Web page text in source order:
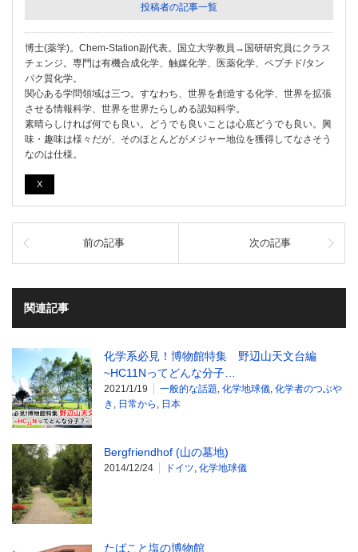
投稿者の記事一覧
博士(薬学)。Chem-Station副代表。国立大学教員→国研研究員にクラス
チェンジ。専門は有機合成化学、触媒化学、医薬化学、ペプチド/タン
パク質化学。
関心ある学問領域は三つ。すなわち、世界を創造する化学、世界を拡張
させる情報科学、世界を世界たらしめる認知科学。
素晴らしければ何でも良い。どうでも良いことは心底どうでも良い。興
味・趣味は様々だが、そのほとんどがメジャー地位を獲得してなさそう
なのは仕様。
X
前の記事 次の記事
関連記事
化学系必見！博物館特集 野辺山天文台編
~HC11Nってどんな分子…
2021/1/19 一般的な話題, 化学地球儀, 化学者のつぶや
き , 日常から , 日本
Bergfriendhof (山の墓地)
2014/12/24 ドイツ, 化学地球儀
たばこと塩の博物館